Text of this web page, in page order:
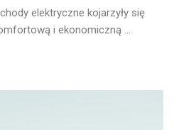
elektryczne kojarzyły się
i ekonomiczną ...